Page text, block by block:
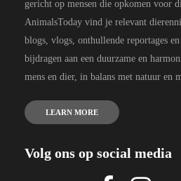
gericht op mensen die opkomen voor
AnimalsToday vind je relevant
blogs, vlogs, onthullende reportages
bijdragen aan een duurzame en
mens en dier, in balans met natuur en
LEARN MORE
Volg ons op social media